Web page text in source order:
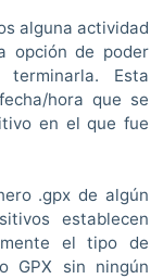
alguna actividad
opción de poder
Esta
hora que se
en el que fue
.gpx de algún
establecen
el tipo de
GPX sin ningún